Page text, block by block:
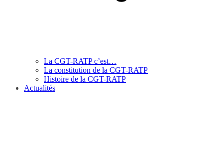
La CGT-RATP c’est…
La constitution de la CGT-RATP
Histoire de la CGT-RATP
Actualités